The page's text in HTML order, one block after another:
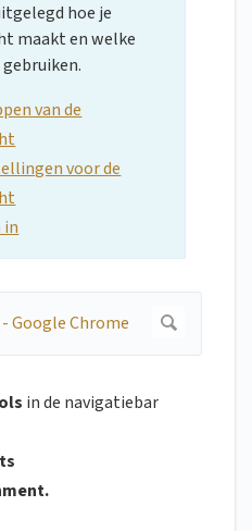
hoe je
maakt en welke
van de
voor de
in
in de navigatiebar